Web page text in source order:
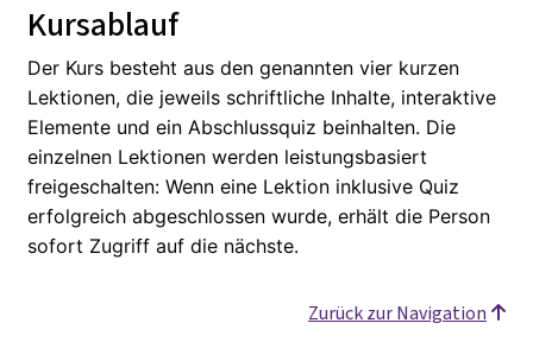
Kursablauf
Der Kurs besteht aus den genannten vier kurzen
Lektionen, die jeweils schriftliche Inhalte, interaktive
Elemente und ein Abschlussquiz beinhalten. Die
einzelnen Lektionen werden leistungsbasiert
freigeschalten: Wenn eine Lektion inklusive Quiz
erfolgreich abgeschlossen wurde, erhält die Person
sofort Zugriff auf die nächste.
Zurück zur Navigation